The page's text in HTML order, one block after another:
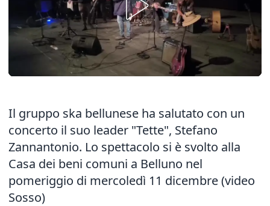
Il gruppo ska bellunese ha salutato con un
concerto il suo leader "Tette", Stefano
Zannantonio. Lo spettacolo si è svolto alla
Casa dei beni comuni a Belluno nel
pomeriggio di mercoledì 11 dicembre (video
Sosso)